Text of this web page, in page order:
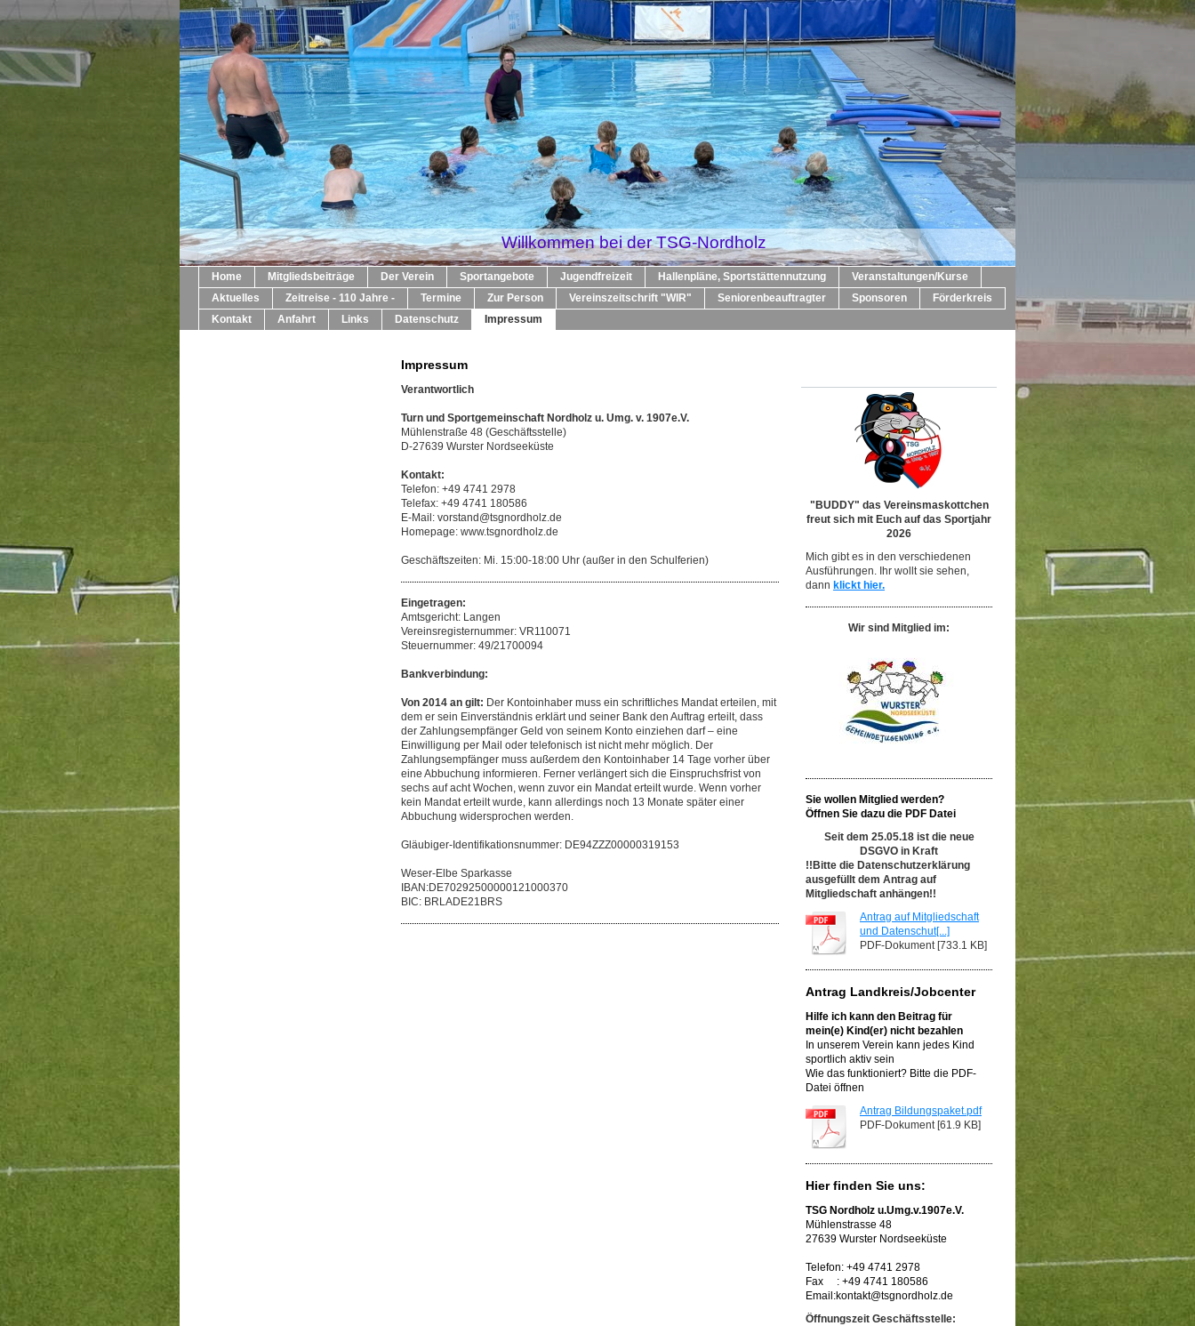
Willkommen bei der TSG-Nordholz
Home Mitgliedsbeiträge Der Verein Sportangebote Jugendfreizeit Hallenpläne, Sportstättennutzung
Veranstaltungen/Kurse
Aktuelles
Zeitreise - 110 Jahre - Termine Zur Person Vereinszeitschrift "WIR" Seniorenbeauftragter Sponsoren
Förderkreis
Kontakt
Anfahrt Links Datenschutz Impressum
Impressum
Verantwortlich
Turn und Sportgemeinschaft Nordholz u. Umg. v. 1907e.V.
Mühlenstraße 48 (Geschäftsstelle)
D-27639 Wurster Nordseeküste
Kontakt:
Telefon: +49 4741 2978
Telefax: +49 4741 180586
E-Mail: vorstand@tsgnordholz.de
Homepage: www.tsgnordholz.de
Geschäftszeiten: Mi. 15:00-18:00 Uhr (außer in den Schulferien)
Eingetragen:
Amtsgericht: Langen
Vereinsregisternummer: VR110071
Steuernummer: 49/21700094
Bankverbindung:
Von 2014 an gilt: Der Kontoinhaber muss ein schriftliches Mandat erteilen, mit
dem er sein Einverständnis erklärt und seiner Bank den Auftrag erteilt, dass
der Zahlungsempfänger Geld von seinem Konto einziehen darf – eine
Einwilligung per Mail oder telefonisch ist nicht mehr möglich. Der
Zahlungsempfänger muss außerdem den Kontoinhaber 14 Tage vorher über
eine Abbuchung informieren. Ferner verlängert sich die Einspruchsfrist von
sechs auf acht Wochen, wenn zuvor ein Mandat erteilt wurde. Wenn vorher
kein Mandat erteilt wurde, kann allerdings noch 13 Monate später einer
Abbuchung widersprochen werden.
Gläubiger-Identifikationsnummer: DE94ZZZ00000319153
Weser-Elbe Sparkasse
IBAN:DE70292500000121000370
BIC: BRLADE21BRS
"BUDDY" das Vereinsmaskottchen
freut sich mit Euch auf das Sportjahr
2026
Mich gibt es in den verschiedenen
Ausführungen. Ihr wollt sie sehen,
dann klickt hier.
Wir sind Mitglied im:
Sie wollen Mitglied werden?
Öffnen Sie dazu die PDF Datei
Seit dem 25.05.18 ist die neue
DSGVO in Kraft
!!Bitte die Datenschutzerklärung
ausgefüllt dem Antrag auf
Mitgliedschaft anhängen!!
Antrag auf Mitgliedschaft
und Datenschut[...]
PDF-Dokument [733.1 KB]
Antrag Landkreis/Jobcenter
Hilfe ich kann den Beitrag für
mein(e) Kind(er) nicht bezahlen
In unserem Verein kann jedes Kind
sportlich aktiv sein
Wie das funktioniert? Bitte die PDF-
Datei öffnen
Antrag Bildungspaket.pdf
PDF-Dokument [61.9 KB]
Hier finden Sie uns:
TSG Nordholz u.Umg.v.1907e.V.
Mühlenstrasse 48
27639 Wurster Nordseeküste
Telefon: +49 4741 2978
Fax : +49 4741 180586
Email:kontakt@tsgnordholz.de
Öffnungszeit Geschäftsstelle: